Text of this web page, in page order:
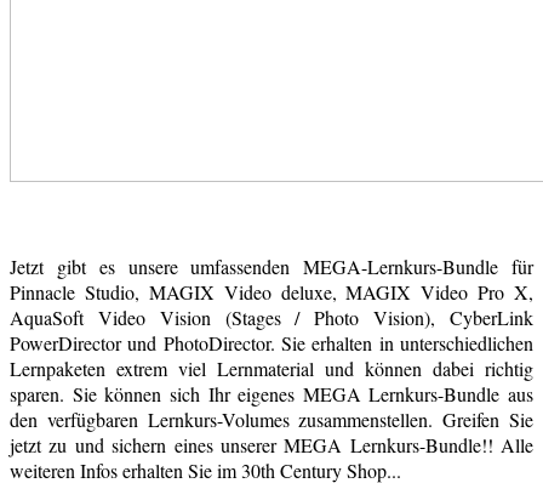
Jetzt gibt es unsere umfassenden MEGA-Lernkurs-Bundle für
Pinnacle Studio, MAGIX Video deluxe, MAGIX Video Pro X,
AquaSoft Video Vision (Stages / Photo Vision), CyberLink
PowerDirector und PhotoDirector. Sie erhalten in unterschiedlichen
Lernpaketen extrem viel Lernmaterial und können dabei richtig
sparen. Sie können sich Ihr eigenes MEGA Lernkurs-Bundle aus
den verfügbaren Lernkurs-Volumes zusammenstellen. Greifen Sie
jetzt zu und sichern eines unserer MEGA Lernkurs-Bundle!! Alle
weiteren Infos erhalten Sie im 30th Century Shop...